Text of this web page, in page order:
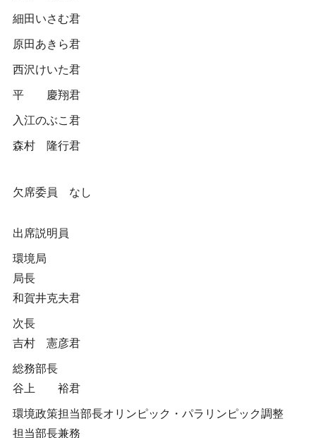
細田いさむ君
原田あきら君
西沢けいた君
平 慶翔君
入江のぶこ君
森村 隆行君
欠席委員 なし
出席説明員
環境局
局長
和賀井克夫君
次長
吉村 憲彦君
総務部長
谷上 裕君
環境政策担当部長オリンピック・パラリンピック調整
担当部長兼務